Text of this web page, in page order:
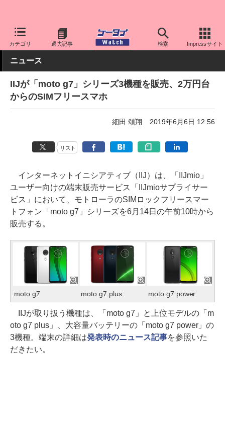
カテゴリ 過去記事 検索 Impressサイト
ケータイ Watch 格安スマホ/格安SIM 格安SIM/MVNO IIJ
ニュース
IIJが「moto g7」シリーズ3機種を販売、2万円台
からのSIMフリースマホ
細田 頌翔 2019年6月6日 12:56
リスト
インターネットイニシアティブ（IIJ）は、「IIJmio」
ユーザー向けの端末販売サービス「IIJmioサプライサー
ビス」において、モトローラのSIMロックフリースマー
トフォン「moto g7」シリーズを6月14日の午前10時から
販売する。
moto g7 moto g7 plus moto g7 power
IIJが取り扱う機種は、「moto g7」と上位モデルの「m
oto g7 plus」、大容量バッテリーの「moto g7 power」の
3機種。端末の詳細は発表時のニュース記事を参照いた
だきたい。